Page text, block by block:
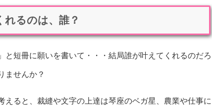
るのは、誰？
と短冊に願いを書いて・・・結局誰が叶えてくれるのだろ
ませんか？
えると、裁縫や文字の上達は琴座のベガ星、農業や仕事に